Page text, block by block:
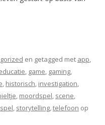
en getagged met app,
, game, gaming,
, historisch, investigation,
, moordspel, scene,
spel, storytelling,telefoon op